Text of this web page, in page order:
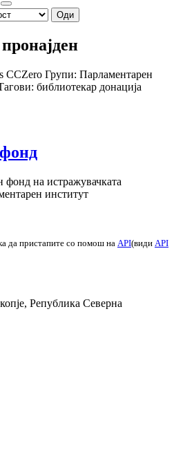
Оди
CCZero Групи: Парламентарен
библиотекар донација
фонд на истражувачката
институт
да пристапите со помош на API(види API
Република Северна